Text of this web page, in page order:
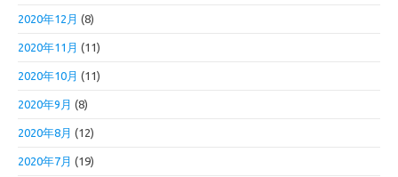
2020年12月 (8)
2020年11月 (11)
2020年10月 (11)
2020年9月 (8)
2020年8月 (12)
2020年7月 (19)